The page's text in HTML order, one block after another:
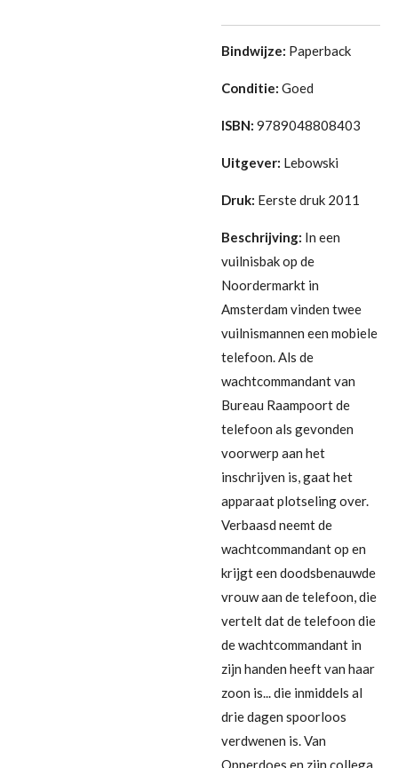
Bindwijze: Paperback
Conditie: Goed
ISBN: 9789048808403
Uitgever: Lebowski
Druk: Eerste druk 2011
Beschrijving: In een
vuilnisbak op de
Noordermarkt in
Amsterdam vinden twee
vuilnismannen een mobiele
telefoon. Als de
wachtcommandant van
Bureau Raampoort de
telefoon als gevonden
voorwerp aan het
inschrijven is, gaat het
apparaat plotseling over.
Verbaasd neemt de
wachtcommandant op en
krijgt een doodsbenauwde
vrouw aan de telefoon, die
vertelt dat de telefoon die
de wachtcommandant in
zijn handen heeft van haar
zoon is... die inmiddels al
drie dagen spoorloos
verdwenen is. Van
Opperdoes en zijn collega